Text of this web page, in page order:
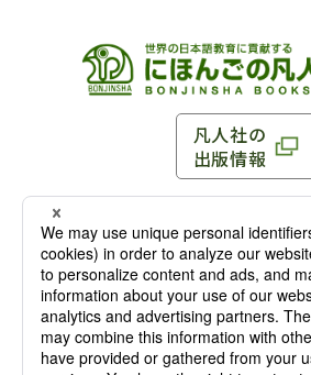
凡人社の
出版情報
〒102-0093 東京都千代田区平河町
TEL：03-3263-3959／FAX：03-
麹町店
〒102-0093 東京都千
13 8F［アクセス］
TEL：03-3239-8673／
3116